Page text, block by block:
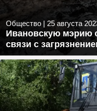
Общество | 25 августа
Ивановскую мэрию
связи с